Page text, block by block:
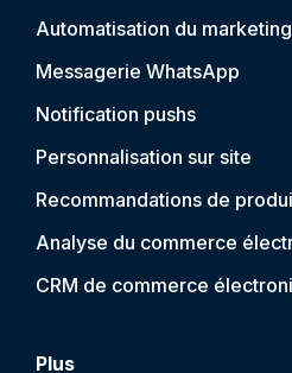
Automatisation du
Messagerie WhatsApp
Notification pushs
Personnalisation sur site
Recommandations de
Analyse du commerce
CRM de commerce
Plus